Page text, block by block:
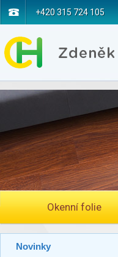
+420 315 724 105
Okenní folie
Novinky